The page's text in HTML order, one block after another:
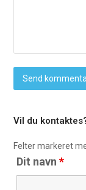
Vil du
Felter markeret
Dit navn*